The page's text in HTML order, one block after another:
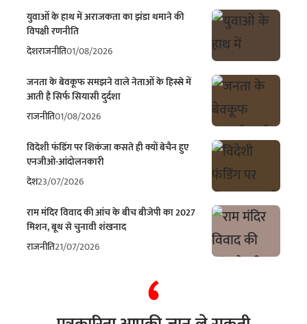
युवाओं के हाथ में अराजकता का झंडा थमाने की
विपक्षी रणनीति
देशराजनीति01/08/2026
जनता के बेवकूफ समझने वाले नेताओं के हिस्से में
आती है सिर्फ सियासी दुर्दशा
राजनीति01/08/2026
विदेशी फंडिंग पर शिकंजा कसते ही क्यों बेचैन हुए
एनजीओ-आंदोलनकारी
देश23/07/2026
राम मंदिर विवाद की आंच के बीच बीजेपी का 2027
मिशन, बूथ से चुनावी शंखनाद
राजनीति21/07/2026